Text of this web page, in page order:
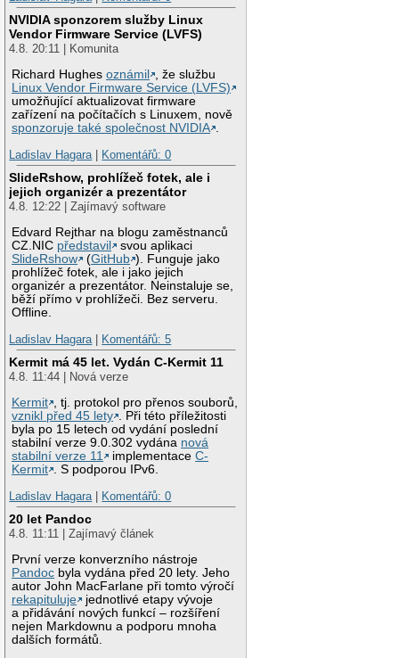
NVIDIA sponzorem služby Linux
Vendor Firmware Service (LVFS)
4.8. 20:11 | Komunita
Richard Hughesoznámil
, že službu
Linux Vendor Firmware Service (LVFS)
umožňující aktualizovat firmware
zařízení na počítačích s Linuxem, nově
sponzoruje také společnost NVIDIA .
Ladislav Hagara | Komentářů: 0
SlideRshow, prohlížeč fotek, ale i
jejich organizér a prezentátor
4.8. 12:22 | Zajímavý software
Edvard Rejthar na blogu zaměstnanců
CZ.NIC představil
svou aplikaci
SlideRshow
(GitHub ). Funguje jako
prohlížeč fotek, ale i jako jejich
organizér a prezentátor. Neinstaluje se,
běží přímo v prohlížeči. Bez serveru.
Offline.
Ladislav Hagara | Komentářů: 5
Kermit má 45 let. Vydán C-Kermit 11
4.8. 11:44 | Nová verze
Kermit , tj. protokol pro přenos souborů,
vznikl před 45 lety . Při této příležitosti
byla po 15 letech od vydání poslední
stabilní verze 9.0.302 vydána nová
stabilní verze 11
implementaceC-
Kermit . S podporou IPv6.
Ladislav Hagara | Komentářů: 0
20 let Pandoc
4.8. 11:11 | Zajímavý článek
První verze konverzního nástroje
Pandoc byla vydána před 20 lety. Jeho
autor John MacFarlane při tomto výročí
rekapituluje
jednotlivé etapy vývoje
a přidávání nových funkcí – rozšíření
nejen Markdownu a podporu mnoha
dalších formátů.